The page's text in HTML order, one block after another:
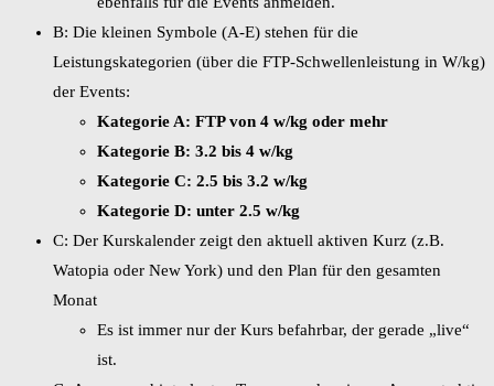
B: Die kleinen Symbole (A-E) stehen für die
Leistungskategorien (über die FTP-Schwellenleistung in W/kg)
der Events:
Kategorie A: FTP von 4 w/kg oder mehr
Kategorie B: 3.2 bis 4 w/kg
Kategorie C: 2.5 bis 3.2 w/kg
Kategorie D: unter 2.5 w/kg
C: Der Kurskalender zeigt den aktuell aktiven Kurz (z.B.
Watopia oder New York) und den Plan für den gesamten
Monat
Es ist immer nur der Kurs befahrbar, der gerade „live“
ist.